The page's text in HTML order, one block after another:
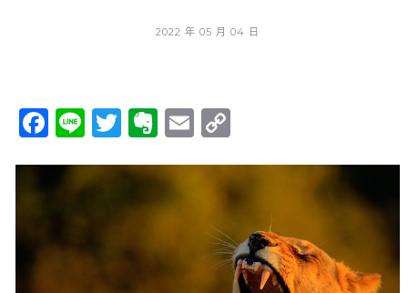
2022 年 05 月 04 日
Facebook
LineTwitterEvernote
Email